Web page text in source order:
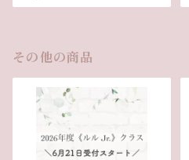
その他の商品